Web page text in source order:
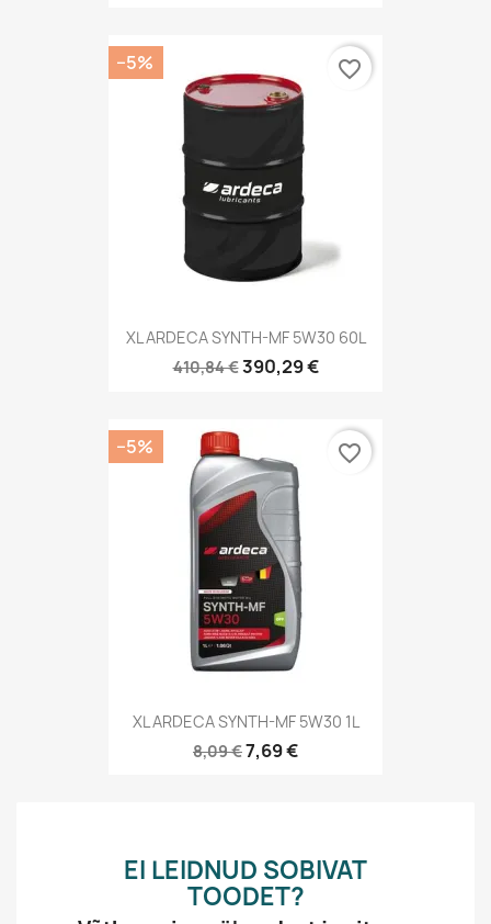
XL ARDECA SYNTH-MF 5W30 60L
410,84 €390,29 €
−5% favorite_border
XL ARDECA SYNTH-MF 5W30 1L
8,09 €7,69 €
−5% favorite_border
EI LEIDNUD SOBIVAT
TOODET?